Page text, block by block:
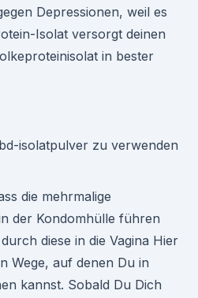
Depressionen, weil es
Isolat versorgt deinen
in bester
die mehrmalige
der Kondomhülle führen
diese in die Vagina Hier
Wege, auf denen Du in
kannst. Sobald Du Dich